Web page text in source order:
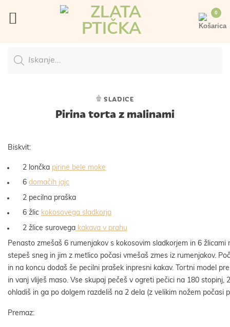
search
SLADICE
Pirina torta z malinami
Biskvit:
2 lončka pirine bele moke
6 domačih jajc
2 pecilna praška
6 žlic kokosovega sladkorja
2 žlice surovega kakava v prahu
Penasto zmešaš 6 rumenjakov s kokosovim sladkorjem in 6 žlicami
stepeš sneg in jim z metlico počasi vmešaš zmes iz rumenjakov.
in na koncu dodaš še pecilni prašek inpresni kakav. Tortni model
in vanj vliješ maso. Vse skupaj pečeš v ogreti pečici na 180 stopinj,
ohladiš in ga po dolgem razdeliš na 2 dela (z velikim nožem počasi
Premaz: